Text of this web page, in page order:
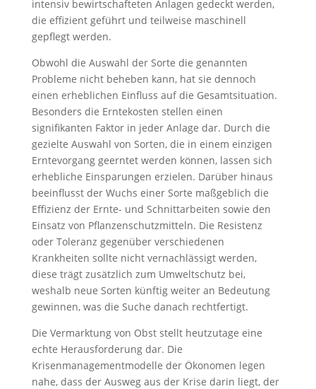
intensiv bewirtschafteten Anlagen gedeckt werden,
die effizient geführt und teilweise maschinell
gepflegt werden.
Obwohl die Auswahl der Sorte die genannten
Probleme nicht beheben kann, hat sie dennoch
einen erheblichen Einfluss auf die Gesamtsituation.
Besonders die Erntekosten stellen einen
signifikanten Faktor in jeder Anlage dar. Durch die
gezielte Auswahl von Sorten, die in einem einzigen
Erntevorgang geerntet werden können, lassen sich
erhebliche Einsparungen erzielen. Darüber hinaus
beeinflusst der Wuchs einer Sorte maßgeblich die
Effizienz der Ernte- und Schnittarbeiten sowie den
Einsatz von Pflanzenschutzmitteln. Die Resistenz
oder Toleranz gegenüber verschiedenen
Krankheiten sollte nicht vernachlässigt werden,
diese trägt zusätzlich zum Umweltschutz bei,
weshalb neue Sorten künftig weiter an Bedeutung
gewinnen, was die Suche danach rechtfertigt.
Die Vermarktung von Obst stellt heutzutage eine
echte Herausforderung dar. Die
Krisenmanagementmodelle der Ökonomen legen
nahe, dass der Ausweg aus der Krise darin liegt, der